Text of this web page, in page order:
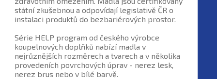
státní zkušebnou a odpovídají legislativě ČR o
instalaci produktů do bezbariérových prostor.
Série HELP program od českého výrobce
koupelnových doplňků nabízí madla v
nejrůznějších rozměrech a tvarech a v několika
provedeních povrchových úprav - nerez lesk,
nerez brus nebo v bílé barvě.